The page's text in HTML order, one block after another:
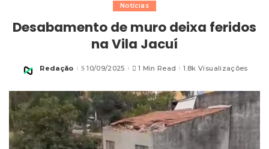
Notícias
Desabamento de muro deixa feridos
na Vila Jacuí
Posted
Redação 10/09/2025 1 Min Read 1.8k Visualizações